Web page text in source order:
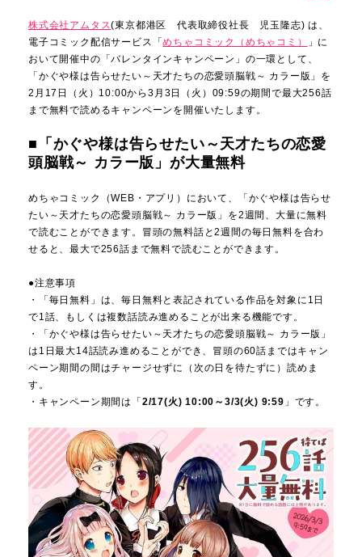
株式会社アムタス(東京都港区 代表取締役社長 児玉隆志) は、
電子コミック配信サービス「めちゃコミック（めちゃコミ）
」に
おいて開催中の「バレンタインキャンペーン」の一環として、
「かぐや様は告らせたい～天才たちの恋愛頭脳戦～ カラー版」を
2月17日（火）10:00から3月3日（火）09:59の期間で最大256話
まで無料で読めるキャンペーンを開催いたします。
■「かぐや様は告らせたい～天才たちの恋愛
頭脳戦～ カラー版」が大量無料
めちゃコミック（WEB・アプリ）において、「かぐや様は告らせ
たい～天才たちの恋愛頭脳戦～ カラー版」を2週間、大量に無料
で読むことができます。冒頭の無料話と2週間の毎日無料を合わ
せると、最大で256話まで無料で読むことができます。
●注意事項
・「毎日無料」は、毎日無料と表記されている作品を対象に1日
で1話、もしくは複数話読み進めることが出来る機能です。
・「かぐや様は告らせたい～天才たちの恋愛頭脳戦～ カラー版」
は1日最大14話読み進めることができ、冒頭の60話まではキャン
ペーン期間の間はチャージせずに（次の日を待たずに）読めま
す。
・キャンペーン期間は「 2/17(火) 10:00～3/3(火) 9:59 」です。